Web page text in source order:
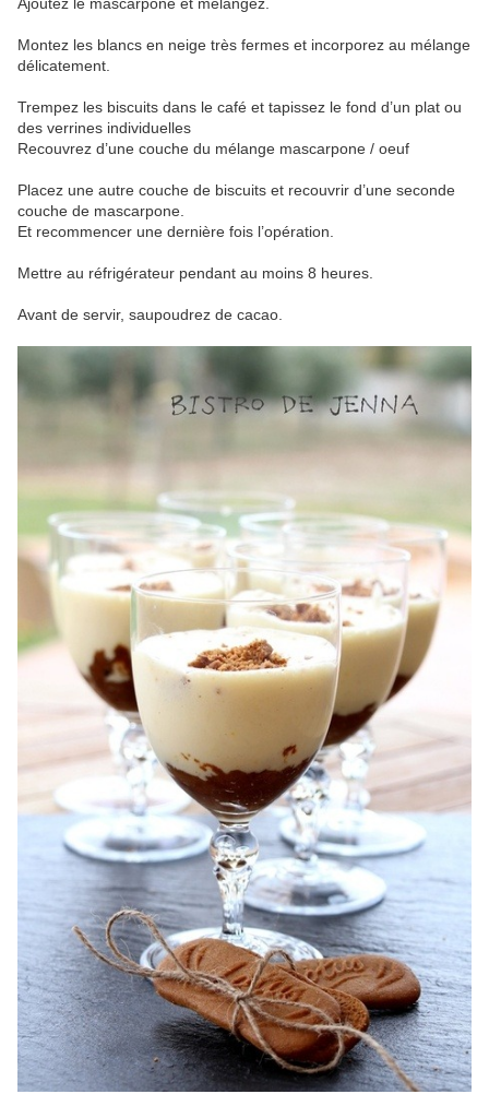
Montez les blancs en neige très fermes et incorporez au mélange
délicatement.
Trempez les biscuits dans le café et tapissez le fond d’un plat ou
des verrines individuelles
Recouvrez d’une couche du mélange mascarpone / oeuf
Placez une autre couche de biscuits et recouvrir d’une seconde
couche de mascarpone.
Et recommencer une dernière fois l’opération.
Mettre au réfrigérateur pendant au moins 8 heures.
Avant de servir, saupoudrez de cacao.